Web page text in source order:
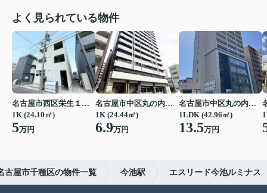
よく見られている物件
名古屋市西区栄生１丁目
1K (24.10㎡)
5万円
名古屋市中区丸の内２丁目
1K (24.44㎡)
6.9万円
名古屋市中区丸の内２丁目
1LDK (42.96㎡)
13.5万円
古屋市千種区の物件一覧 今池駅 エスリード今池ルミナス